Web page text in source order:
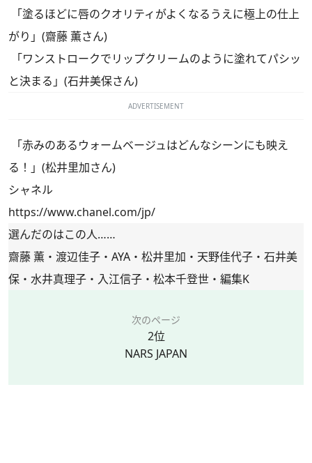
「塗るほどに唇のクオリティがよくなるうえに極上の仕上
がり」(齋藤 薫さん)
「ワンストロークでリップクリームのように塗れてパシッ
と決まる」(石井美保さん)
ADVERTISEMENT
「赤みのあるウォームベージュはどんなシーンにも映え
る！」(松井里加さん)
シャネル
https://www.chanel.com/jp/
選んだのはこの人……
齋藤 薫・渡辺佳子・AYA・松井里加・天野佳代子・石井美
保・水井真理子・入江信子・松本千登世・編集K
次のページ
2位
NARS JAPAN